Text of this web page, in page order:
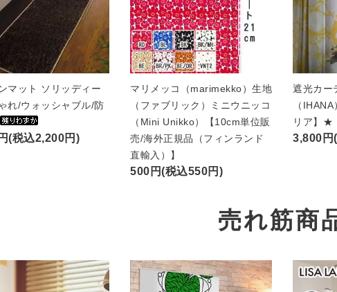
マット ソリッディー
れ/ウォッシャブル/防
(税込2,200円)
マリメッコ（marimekko）生地
（ファブリック）ミニウニッコ
（Mini Unikko）【10cm単位販
売/海外正規品（フィンランド
直輸入）】
500円(税込550円)
遮光カー
（
リア】★
3,800円
売れ筋商